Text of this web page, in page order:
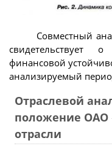
Совместный
свидетельствует
финансовой
анализируемый
Отраслевой
положение ОАО
отрасли